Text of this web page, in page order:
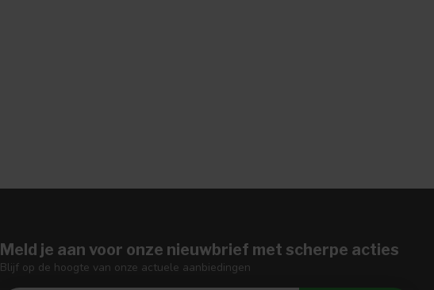
Meld je aan voor onze nieuwbrief met scherpe acties
Blijf op de hoogte van onze actuele aanbiedingen